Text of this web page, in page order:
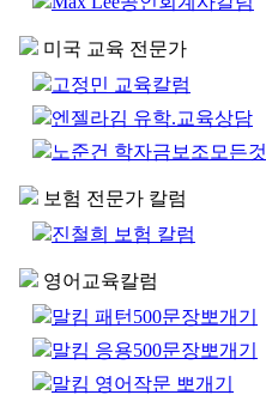
미국 교육 전문가
고정민 교육칼럼
엔젤라김 유학.교육상담
노준건 학자금보조모든것
보험 전문가 칼럼
진철희 보험 칼럼
영어교육칼럼
말킴 패턴500문장뽀개기
말킴 응용500문장뽀개기
말킴 영어작문 뽀개기